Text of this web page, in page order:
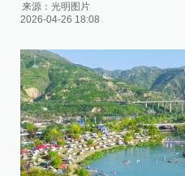
来源：光明图片
2026-04-26 18:08